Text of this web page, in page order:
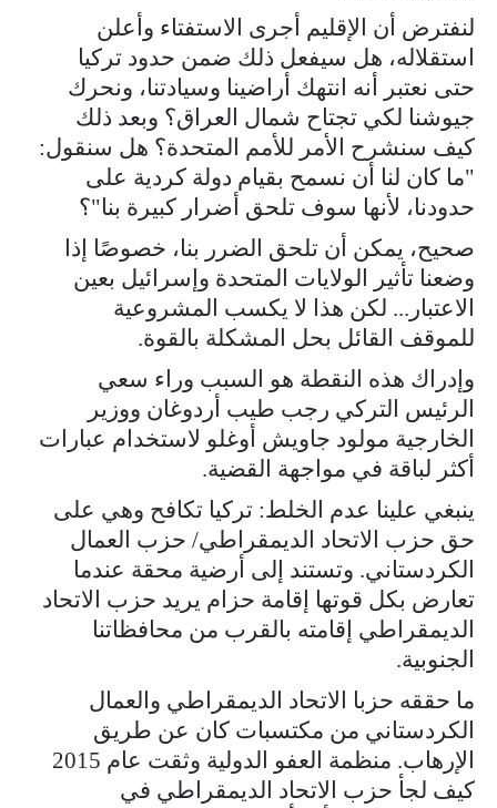
لنفترض أن الإقليم أجرى الاستفتاء وأعلن
استقلاله، هل سيفعل ذلك ضمن حدود تركيا
حتى نعتبر أنه انتهك أراضينا وسيادتنا، ونحرك
جيوشنا لكي تجتاح شمال العراق؟ وبعد ذلك
كيف سنشرح الأمر للأمم المتحدة؟ هل سنقول:
"ما كان لنا أن نسمح بقيام دولة كردية على
حدودنا، لأنها سوف تلحق أضرار كبيرة بنا"؟
صحيح، يمكن أن تلحق الضرر بنا، خصوصًا إذا
وضعنا تأثير الولايات المتحدة وإسرائيل بعين
الاعتبار... لكن هذا لا يكسب المشروعية
للموقف القائل بحل المشكلة بالقوة.
وإدراك هذه النقطة هو السبب وراء سعي
الرئيس التركي رجب طيب أردوغان ووزير
الخارجية مولود جاويش أوغلو لاستخدام عبارات
أكثر لباقة في مواجهة القضية.
ينبغي علينا عدم الخلط: تركيا تكافح وهي على
حق حزب الاتحاد الديمقراطي/ حزب العمال
الكردستاني. وتستند إلى أرضية محقة عندما
تعارض بكل قوتها إقامة حزام يريد حزب الاتحاد
الديمقراطي إقامته بالقرب من محافظاتنا
الجنوبية.
ما حققه حزبا الاتحاد الديمقراطي والعمال
الكردستاني من مكتسبات كان عن طريق
الإرهاب. منظمة العفو الدولية وثقت عام 2015
كيف لجأ حزب الاتحاد الديمقراطي في